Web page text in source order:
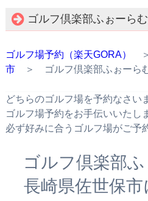
ゴルフ倶楽部ふぉーらむ
ゴルフ場予約（楽天GORA）
市＞ ゴルフ倶楽部ふぉーら
どちらのゴルフ場を予約なさい
ゴルフ場予約をお手伝いいたし
必ず好みに合うゴルフ場がご予
ゴルフ倶楽部ふ
長崎県佐世保市